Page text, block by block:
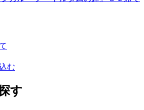
む
す